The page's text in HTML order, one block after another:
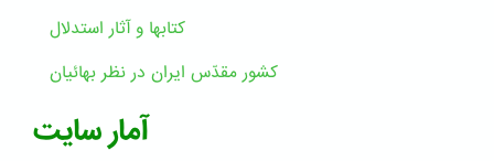
کتابها و آثار استدلال
کشور مقدّس ایران در نظر بهائیان
آمار سایت